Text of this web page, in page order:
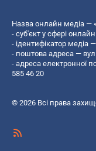
Назва онлайн медіа —
- суб'єкт у сфері
- ідентифікатор медіа
- поштова адреса —
- адреса електронної
585 46 20
© 2026 Всі права